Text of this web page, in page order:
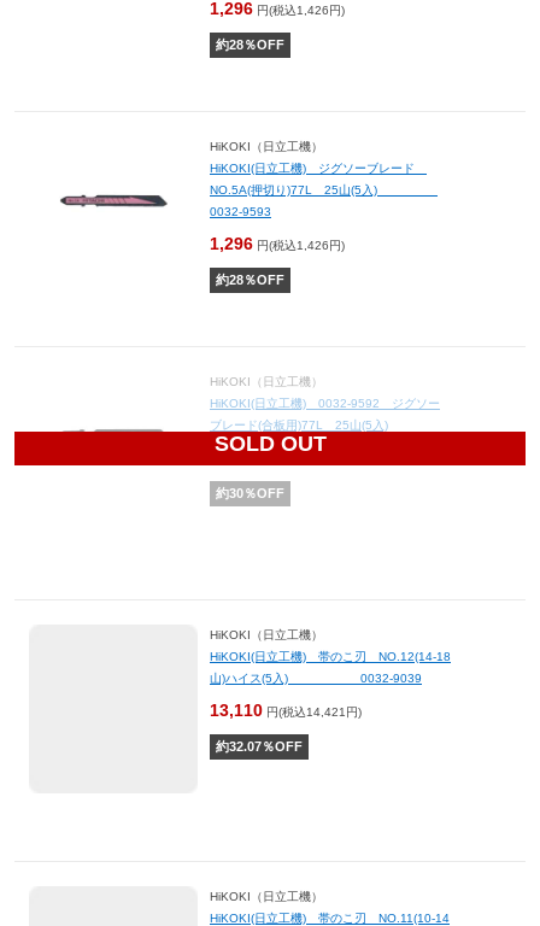
1,296 円(税込1,426円)
約28％OFF
HiKOKI（日立工機）
HiKOKI(日立工機) ジグソーブレード
NO.5A(押切り)77L 25山(5入)
0032-9593
1,296 円(税込1,426円)
約28％OFF
SOLD OUT
HiKOKI（日立工機）
HiKOKI(日立工機) 0032-9592 ジグソー
ブレード(合板用)77L 25山(5入)
770
約30％OFF
HiKOKI（日立工機）
HiKOKI(日立工機) 帯のこ刃 NO.12(14-18
山)ハイス(5入) 0032-9039
13,110 円(税込14,421円)
約32.07％OFF
HiKOKI（日立工機）
HiKOKI(日立工機) 帯のこ刃 NO.11(10-14